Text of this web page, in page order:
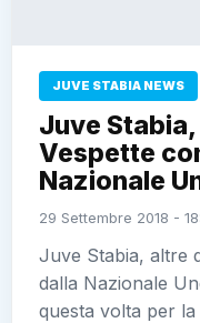
JUVE STABIA NEWS
Juve
Vespette
Nazionale
29 Settembre 2018 -
Juve Stabia, altre
dalla Nazionale
questa volta per